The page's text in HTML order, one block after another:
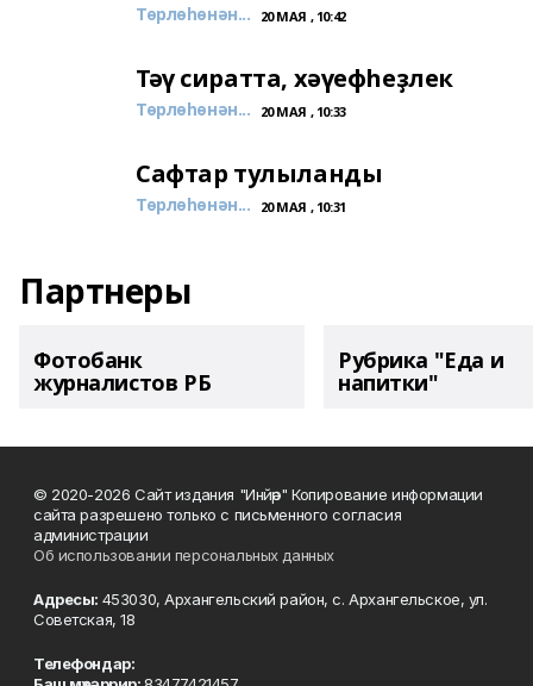
Төрлөһөнән... 20 МАЯ , 10:42
Тәү сиратта, хәүефһеҙлек
Төрлөһөнән... 20 МАЯ , 10:33
Сафтар тулыланды
Төрлөһөнән... 20 МАЯ , 10:31
Партнеры
Фотобанк
журналистов РБ
Рубрика "Еда и
напитки"
© 2020-2026 Сайт издания "Инйәр" Копирование информации
сайта разрешено только с письменного согласия
администрации
Об использовании персональных данных
Адресы: 453030, Архангельский район, с. Архангельское, ул.
Советская, 18
Телефондар: